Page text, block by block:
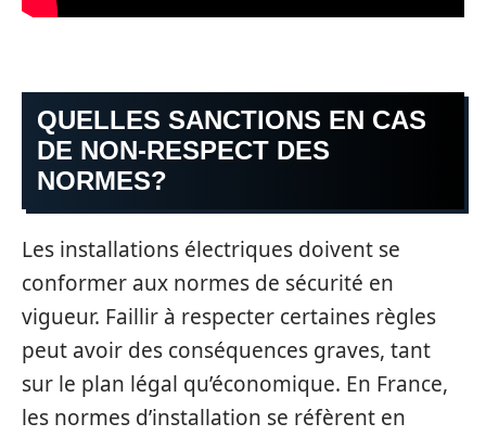
QUELLES SANCTIONS EN CAS
DE NON-RESPECT DES
NORMES?
Les installations électriques doivent se
conformer aux normes de sécurité en
vigueur. Faillir à respecter certaines règles
peut avoir des conséquences graves, tant
sur le plan légal qu’économique. En France,
les normes d’installation se réfèrent en